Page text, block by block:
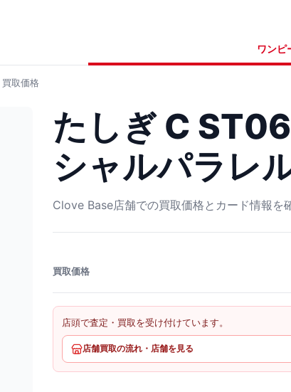
ワンピ
買取価格
たしぎ C
シャルパラレ
Clove Base店舗での買取価格とカード情報を
買取価格
店頭で査定・買取を受け付けています。
店舗買取の流れ・店舗を見る